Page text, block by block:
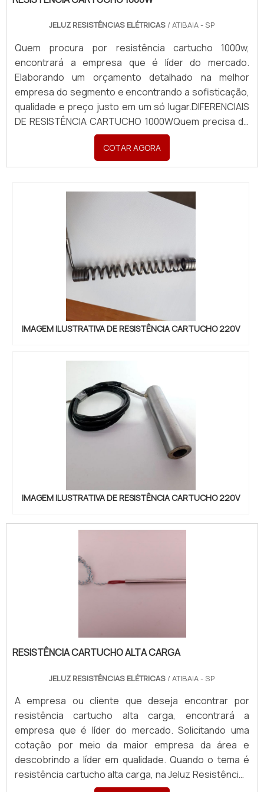
JELUZ RESISTÊNCIAS ELÉTRICAS / ATIBAIA - SP
Quem procura por resistência cartucho 1000w,
encontrará a empresa que é líder do mercado.
Elaborando um orçamento detalhado na melhor
empresa do segmento e encontrando a sofisticação,
qualidade e preço justo em um só lugar.DIFERENCIAIS
DE RESISTÊNCIA CARTUCHO 1000WQuem precisa de
resistência cartucho 1000w em uma empresa
altamente qualificada, acha o site da Jeluz
Resistências Elétricas. A empresa trabalha com cabo
COTAR AGORA
IMAGEM ILUSTRATIVA DE RESISTÊNCIA CARTUCHO 220V
IMAGEM ILUSTRATIVA DE RESISTÊNCIA CARTUCHO 220V
RESISTÊNCIA CARTUCHO ALTA CARGA
JELUZ RESISTÊNCIAS ELÉTRICAS / ATIBAIA - SP
A empresa ou cliente que deseja encontrar por
resistência cartucho alta carga, encontrará a
empresa que é líder do mercado. Solicitando uma
cotação por meio da maior empresa da área e
descobrindo a líder em qualidade. Quando o tema é
resistência cartucho alta carga, na Jeluz Resistências
Elétricas alcançará proteção com pagamento